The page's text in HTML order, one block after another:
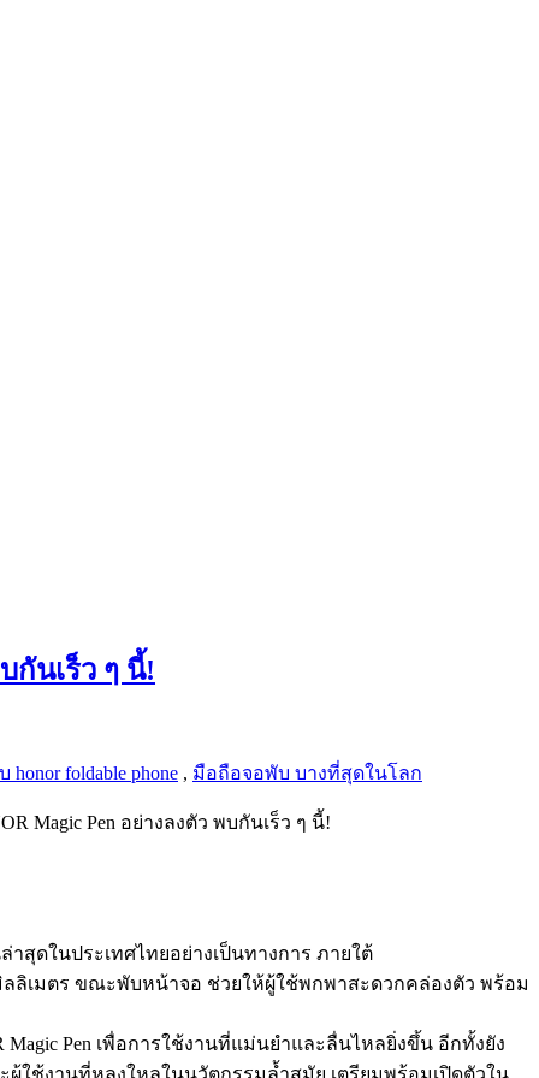
กันเร็ว ๆ นี้!
foldable phone , มือถือจอพับ บางที่สุดในโลก
Magic Pen อย่างลงตัว พบกันเร็ว ๆ นี้!
สุดในประเทศไทยอย่างเป็นทางการ ภายใต้
มิลลิเมตร ขณะพับหน้าจอ ช่วยให้ผู้ใช้พกพาสะดวกคล่องตัว พร้อม
Pen เพื่อการใช้งานที่แม่นยำและลื่นไหลยิ่งขึ้น อีกทั้งยัง
ใช้งานที่หลงใหลในนวัตกรรมล้ำสมัย เตรียมพร้อมเปิดตัวใน